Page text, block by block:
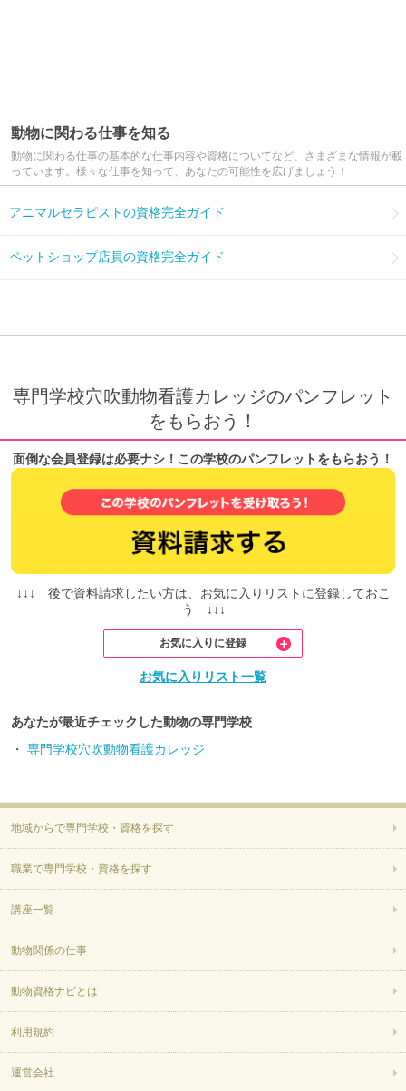
動物に関わる仕事を知る
動物に関わる仕事の基本的な仕事内容や資格についてなど、さまざまな情報が載
っています。様々な仕事を知って、あなたの可能性を広げましょう！
アニマルセラピストの資格完全ガイド
ペットショップ店員の資格完全ガイド
専門学校穴吹動物看護カレッジのパンフレット
をもらおう！
面倒な会員登録は必要ナシ！この学校のパンフレットをもらおう！
↓↓↓ 後で資料請求したい方は、お気に入りリストに登録しておこ
う ↓↓↓
お気に入りに登録
お気に入りリスト一覧
あなたが最近チェックした動物の専門学校
・ 専門学校穴吹動物看護カレッジ
地域からで専門学校・資格を探す
職業で専門学校・資格を探す
講座一覧
動物関係の仕事
動物資格ナビとは
利用規約
運営会社